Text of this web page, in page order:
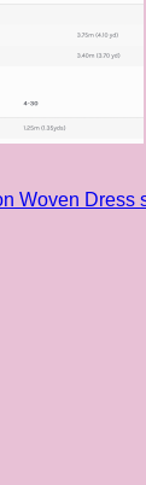
Woven Dress